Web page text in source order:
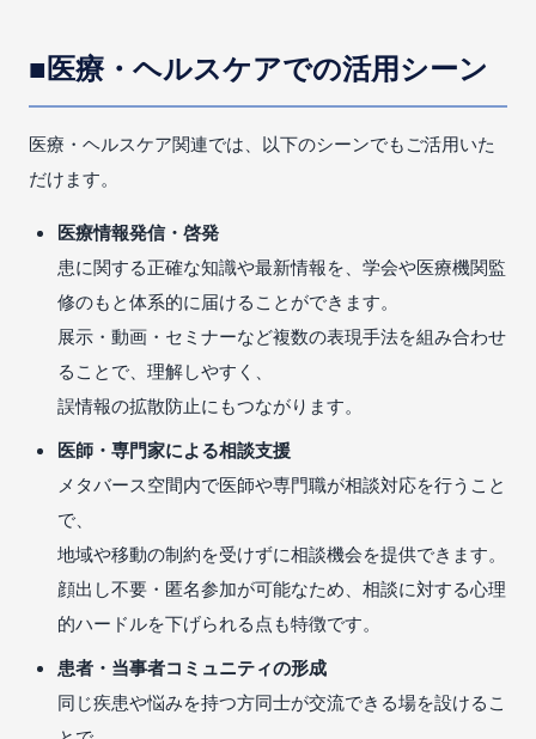
■医療・ヘルスケアでの活用シーン
医療・ヘルスケア関連では、以下のシーンでもご活用いた
だけます。
医療情報発信・啓発
患に関する正確な知識や最新情報を、学会や医療機関監
修のもと体系的に届けることができます。
展示・動画・セミナーなど複数の表現手法を組み合わせ
ることで、理解しやすく、
誤情報の拡散防止にもつながります。
医師・専門家による相談支援
メタバース空間内で医師や専門職が相談対応を行うこと
で、
地域や移動の制約を受けずに相談機会を提供できます。
顔出し不要・匿名参加が可能なため、相談に対する心理
的ハードルを下げられる点も特徴です。
患者・当事者コミュニティの形成
同じ疾患や悩みを持つ方同士が交流できる場を設けるこ